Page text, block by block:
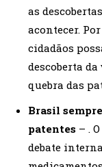
as
acontecer.
cidadãos
descoberta
quebra das
Brasil
patentes – .
debate